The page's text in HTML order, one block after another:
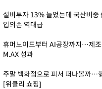
설비투자 13% 늘었는데 국산비
입의존 역대급
휴머노이드부터 AI공장까지…제
M.AX 성과
주말 백화점으로 피서 떠나볼까…
[위클리 쇼핑]